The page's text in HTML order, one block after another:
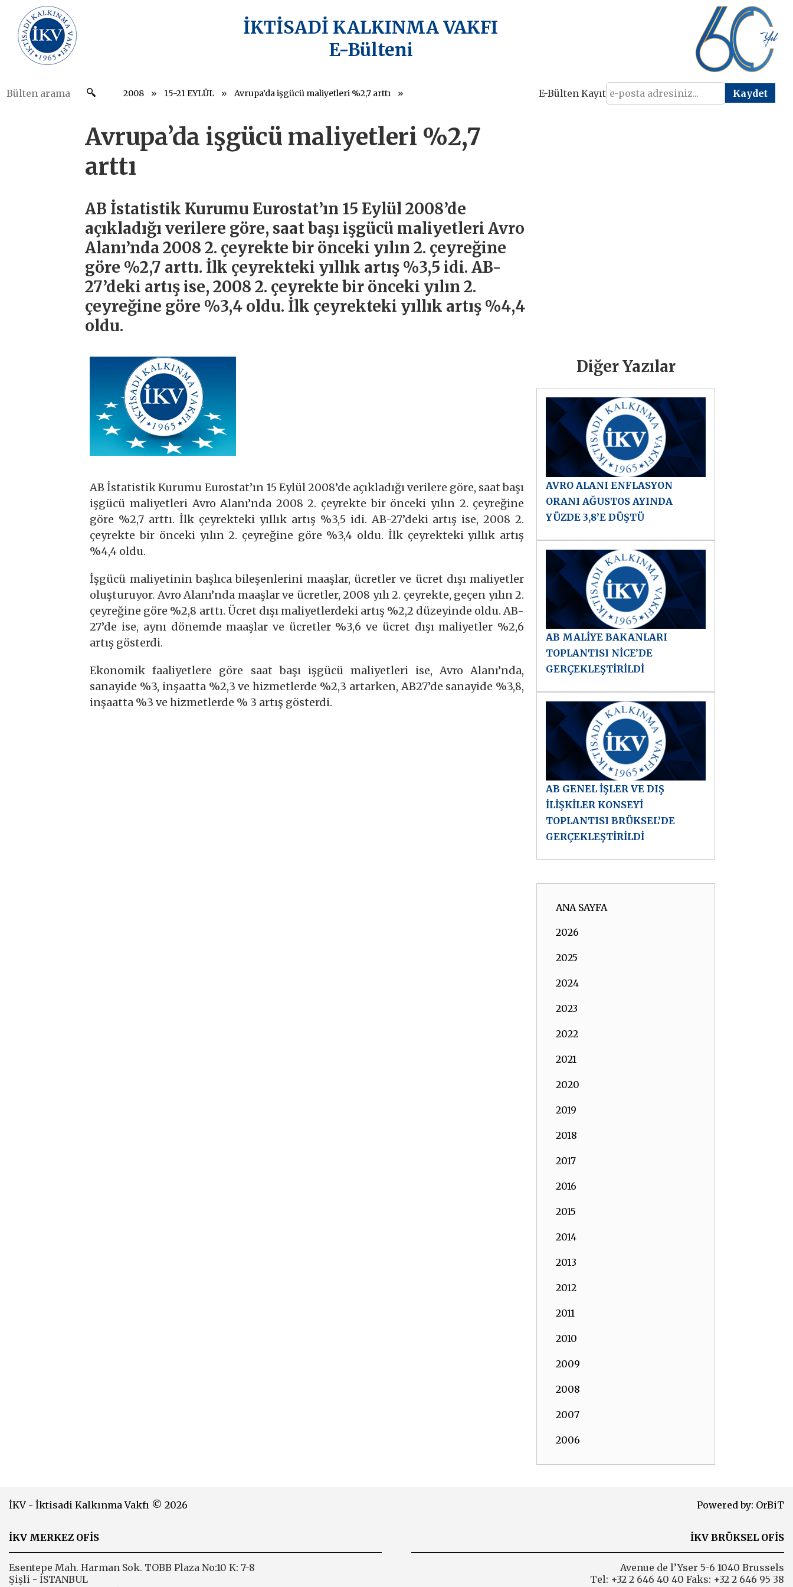
İKTİSADİ KALKINMA VAKFI
E-Bülteni
2008 15-21 EYLÜL Avrupa’da işgücü maliyetleri %2,7 arttı E-Bülten Kayıt
Avrupa’da işgücü maliyetleri %2,7
arttı
AB İstatistik Kurumu Eurostat’ın 15 Eylül 2008’de
açıkladığı verilere göre, saat başı işgücü maliyetleri Avro
Alanı’nda 2008 2. çeyrekte bir önceki yılın 2. çeyreğine
göre %2,7 arttı. İlk çeyrekteki yıllık artış %3,5 idi. AB-
27’deki artış ise, 2008 2. çeyrekte bir önceki yılın 2.
çeyreğine göre %3,4 oldu. İlk çeyrekteki yıllık artış %4,4
oldu.
AB İstatistik Kurumu Eurostat’ın 15 Eylül 2008’de açıkladığı verilere göre, saat başı
işgücü maliyetleri Avro Alanı’nda 2008 2. çeyrekte bir önceki yılın 2. çeyreğine
göre %2,7 arttı. İlk çeyrekteki yıllık artış %3,5 idi. AB-27’deki artış ise, 2008 2.
çeyrekte bir önceki yılın 2. çeyreğine göre %3,4 oldu. İlk çeyrekteki yıllık artış
%4,4 oldu.
İşgücü maliyetinin başlıca bileşenlerini maaşlar, ücretler ve ücret dışı maliyetler
oluşturuyor. Avro Alanı’nda maaşlar ve ücretler, 2008 yılı 2. çeyrekte, geçen yılın 2.
çeyreğine göre %2,8 arttı. Ücret dışı maliyetlerdeki artış %2,2 düzeyinde oldu. AB-
27’de ise, aynı dönemde maaşlar ve ücretler %3,6 ve ücret dışı maliyetler %2,6
artış gösterdi.
Ekonomik faaliyetlere göre saat başı işgücü maliyetleri ise, Avro Alanı’nda,
sanayide %3, inşaatta %2,3 ve hizmetlerde %2,3 artarken, AB27’de sanayide %3,8,
inşaatta %3 ve hizmetlerde % 3 artış gösterdi.
Diğer Yazılar
AVRO ALANI ENFLASYON
ORANI AĞUSTOS AYINDA
YÜZDE 3,8’E DÜŞTÜ
AB MALİYE BAKANLARI
TOPLANTISI NİCE’DE
GERÇEKLEŞTİRİLDİ
AB GENEL İŞLER VE DIŞ
İLİŞKİLER KONSEYİ
TOPLANTISI BRÜKSEL’DE
GERÇEKLEŞTİRİLDİ
ANA SAYFA
2026
2025
2024
2023
2022
2021
2020
2019
2018
2017
2016
2015
2014
2013
2012
2011
2010
2009
2008
2007
2006
İKV - İktisadi Kalkınma Vakfı © 2026 Powered by: OrBiT
İKV MERKEZ OFİS
Esentepe Mah. Harman Sok. TOBB Plaza No:10 K: 7-8
Şişli - İSTANBUL
İKV BRÜKSEL OFİS
Avenue de l’Yser 5-6 1040 Brussels
Tel: +32 2 646 40 40 Faks: +32 2 646 95 38